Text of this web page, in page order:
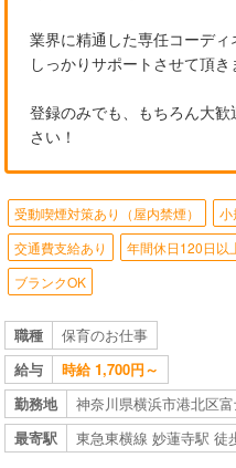
業界に精通した専任コーデ
しっかりサポートさせて頂き
登録のみでも、もちろん大
さい！
受動喫煙対策あり（屋内禁煙） 小
交通費支給あり
年間休日120日以
ブランクOK
職種
保育のお仕事
給与
時給 1,700円～
勤務地
神奈川県横浜市港北区
最寄駅
東急東横線 妙蓮寺駅 徒